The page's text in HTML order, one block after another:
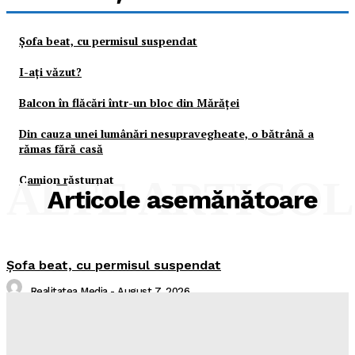
Şofa beat, cu permisul suspendat
I-aţi văzut?
Balcon în flăcări într-un bloc din Mărăţei
Din cauza unei lumânări nesupravegheate, o bătrână a
rămas fără casă
Camion răsturnat
Articole asemănătoare
ALTE
Şofa beat, cu permisul suspendat
Realitatea Media - August 7, 2026